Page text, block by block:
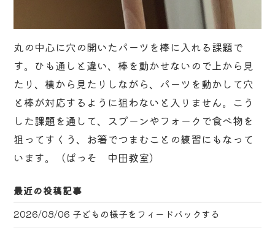
丸の中心に穴の開いたパーツを棒に入れる課題で
す。ひも通しと違い、棒を動かせないので上から見
たり、横から見たりしながら、パーツを動かして穴
と棒が対応するように狙わないと入りません。こう
した課題を通して、スプーンやフォークで食べ物を
狙ってすくう、お箸でつまむことの練習にもなって
います。（ぱっそ 中田教室）
最近の投稿記事
2026/08/06 子どもの様子をフィードバックする